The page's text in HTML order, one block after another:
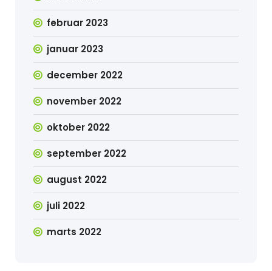
februar 2023
januar 2023
december 2022
november 2022
oktober 2022
september 2022
august 2022
juli 2022
marts 2022